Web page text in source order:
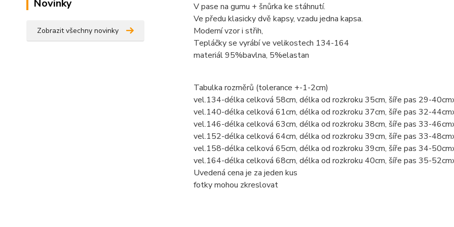
Novinky
Zobrazit všechny novinky
V pase na gumu + šnůrka ke stáhnutí.
Ve předu klasicky dvě kapsy, vzadu jedna kapsa.
Moderní vzor i střih,
Tepláčky se vyrábí ve velikostech 134-164
materiál 95%bavlna, 5%elastan
Tabulka rozměrů (tolerance +-1-2cm)
vel.134-délka celková 58cm, délka od rozkroku 35cm, šíře pas 29-
vel.140-délka celková 61cm, délka od rozkroku 37cm, šíře pas 32-
vel.146-délka celková 63cm, délka od rozkroku 38cm, šíře pas 33-
vel.152-délka celková 64cm, délka od rozkroku 39cm, šíře pas 33-
vel.158-délka celková 65cm, délka od rozkroku 39cm, šíře pas 34-
vel.164-délka celková 68cm, délka od rozkroku 40cm, šíře pas 35-
Uvedená cena je za jeden kus
fotky mohou zkreslovat